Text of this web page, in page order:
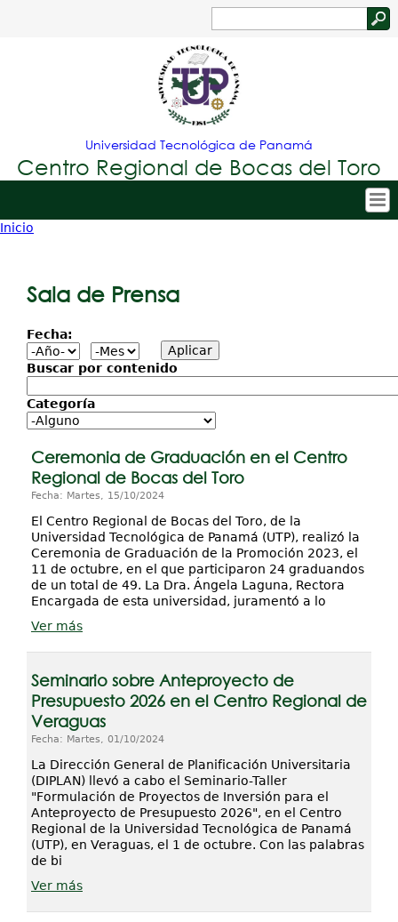
Jump to navigation
de
búsqueda
Universidad Tecnológica de Panamá
Centro Regional de Bocas del Toro
Tropical
Principal
Admisión
Estudiantes
Proyectos / Extensión
Servicios
Investigación
está
Inicio
Sala de Prensa
Fecha:
Buscar por contenido
Categoría
Ceremonia de Graduación en el Centro
Regional de Bocas del Toro
Fecha: Martes, 15/10/2024
El Centro Regional de Bocas del Toro, de la
Universidad Tecnológica de Panamá (UTP), realizó la
Ceremonia de Graduación de la Promoción 2023, el
11 de octubre, en el que participaron 24 graduandos
de un total de 49. La Dra. Ángela Laguna, Rectora
Encargada de esta universidad, juramentó a lo
Ver más
Seminario sobre Anteproyecto de
Presupuesto 2026 en el Centro Regional de
Veraguas
Fecha: Martes, 01/10/2024
La Dirección General de Planificación Universitaria
(DIPLAN) llevó a cabo el Seminario-Taller
"Formulación de Proyectos de Inversión para el
Anteproyecto de Presupuesto 2026", en el Centro
Regional de la Universidad Tecnológica de Panamá
(UTP), en Veraguas, el 1 de octubre. Con las palabras
de bi
Ver más